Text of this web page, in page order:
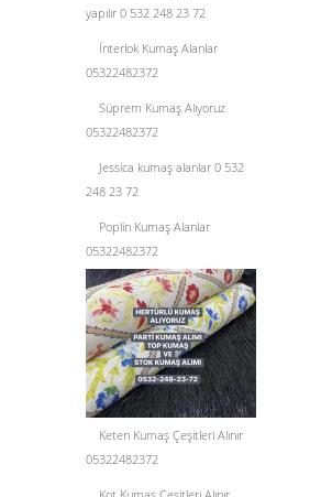
yapılır 0 532 248 23 72
İnterlok Kumaş Alanlar
05322482372
Süprem Kumaş Alıyoruz
05322482372
Jessica kumaş alanlar 0 532
248 23 72
Poplin Kumaş Alanlar
05322482372
Keten Kumaş Çeşitleri Alınır
05322482372